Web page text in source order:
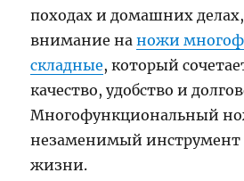
походах и домашних
внимание наножи
складные, который
качество, удобство и
Многофункциональный
незаменимый инструмент
жизни.